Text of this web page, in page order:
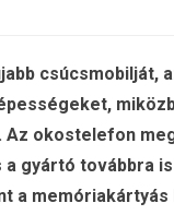
csúcsmobilját,
okostelefon
gyártó továbbra
a